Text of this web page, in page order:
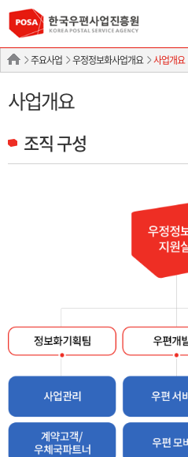
주요사업 우정정보화사업개요 사업개요
사업개요
조직 구성